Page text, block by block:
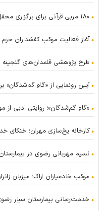
۱۸۰ مربی قرآنی برای برگزاری محفل فرشتگان مقاومت آماده شدند
آغاز فعالیت موکب کفشداران
طرح پژوهشی قلمدان‌های
آیین رونمایی از «گاهِ گم‌شدگان»
«گاهِ گم‌شدگان»؛ روایتی ادبی
کارخانه یخ‌سازی مهران؛ خنکای
نسیم مهربانی رضوی در
موکب خادمیاران اراک؛ میزبان
خدمت‌رسانی بیمارستان سیار